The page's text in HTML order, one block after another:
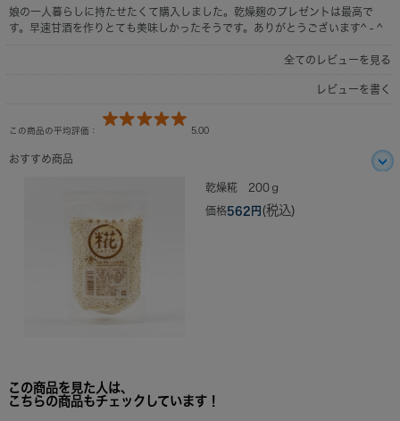
娘の一人暮らしに持たせたくて購入しました。乾燥麹のプレゼントは最高で
す。早速甘酒を作りとても美味しかったそうです。ありがとうございます^ - ^
全てのレビューを見る
レビューを書く
この商品の平均評価： 5.00
おすすめ商品
乾燥糀 200ｇ
価格562円 (税込)
この商品を見た人は、
こちらの商品もチェックしています！